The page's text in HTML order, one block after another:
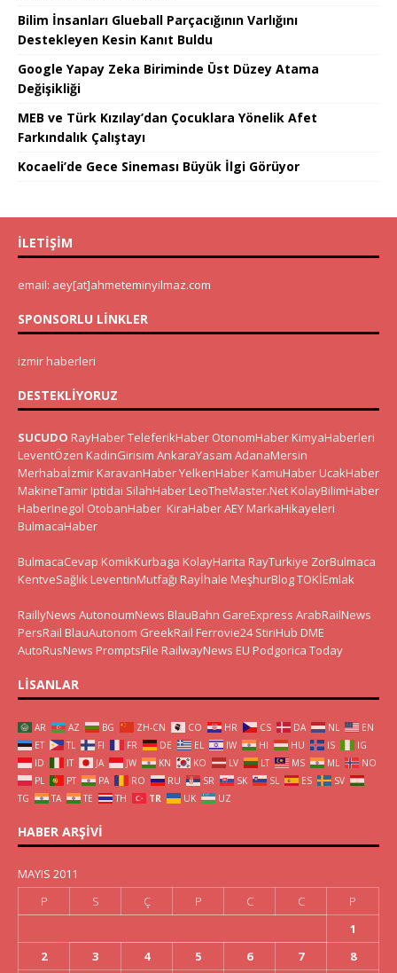
Bilim İnsanları Glueball Parçacığının Varlığını
Destekleyen Kesin Kanıt Buldu
Google Yapay Zeka Biriminde Üst Düzey Atama
Değişikliği
MEB ve Türk Kızılay’dan Çocuklara Yönelik Afet
Farkındalık Çalıştayı
Kocaeli’de Gece Sineması Büyük İlgi Görüyor
İLETIŞIM
email: aey[at]ahmeteminyilmaz.com
SPONSORLU LINKLER
izmir haberleri
DESTEKLIYORUZ
SUCUDO RayHaberTeleferikHaber OtonomHaber KimyaHaberleri
LeventÖzen KadinGirisim AnkaraYasam AdanaMersin
Merhabaİzmir KaravanHaberYelkenHaber KamuHaber UcakHaber
MakineTamir Iptidai SilahHaber LeoTheMaster.Net KolayBilimHaber
HaberInegol OtobanHaber KiraHaberAEY MarkaHikayeleri
BulmacaHaber
BulmacaCevap KomikKurbaga KolayHarita RayTurkiye ZorBulmaca
KentveSağlık LeventinMutfağı Rayİhale MeşhurBlogTOKİEmlak
RaillyNews AutonoumNews BlauBahn GareExpress ArabRailNews
PersRail BlauAutonom GreekRail Ferrovie24 StiriHub DME
AutoRusNews PromptsFile RailwayNews EU Podgorica Today
LISANLAR
AR AZ BG ZH-CN CO HR CS DA NL
EN
ET
TL FI FR DE EL IW HI HU IS
IG
ID
IT JA JW KN KO LV LT MS ML
NO
PL
PT PA RO RU SR SK SL ES
SV
TG
TA TE TH TR UK UZ
HABER ARŞIVI
MAYIS 2011
P
S Ç P C C
P
1
2
3 4 5 6 7 8